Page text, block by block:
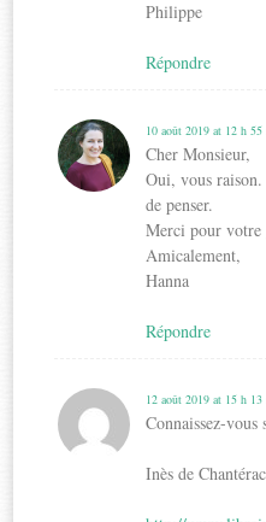
Philippe
Répondre
10 août 2019 at 12 h
Cher Monsieur,
Oui, vous raison.
de penser.
Merci pour votre
Amicalement,
Hanna
Répondre
12 août 2019 at 15 h
Connaissez-vous
Inès de Chantérac